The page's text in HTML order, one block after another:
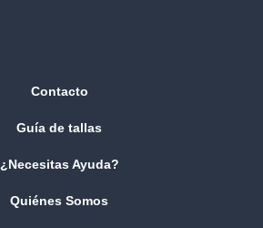
Contacto
Guía de tallas
¿Necesitas Ayuda?
Quiénes Somos